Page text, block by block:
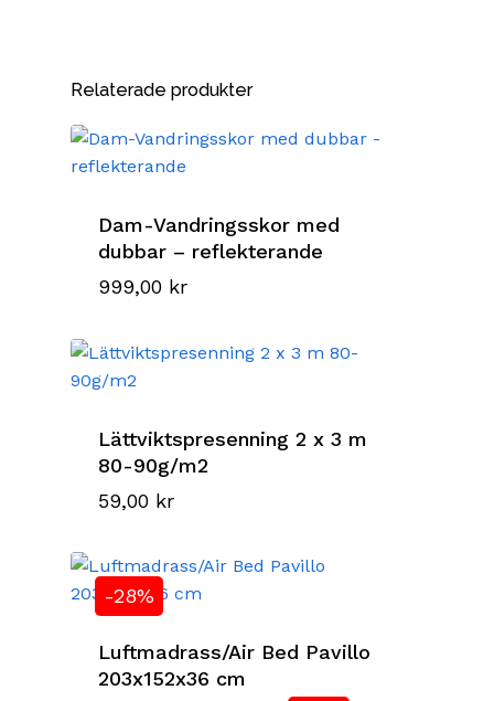
Relaterade produkter
Dam-Vandringsskor med
dubbar – reflekterande
999,00 kr
Lättviktspresenning 2 x 3 m
80-90g/m2
59,00 kr
-28%
Luftmadrass/Air Bed Pavillo
203x152x36 cm